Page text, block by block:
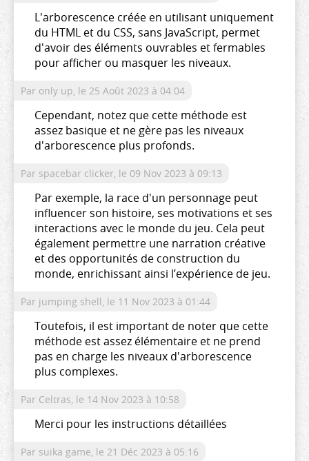
L'arborescence créée en utilisant uniquement
du HTML et du CSS, sans JavaScript, permet
d'avoir des éléments ouvrables et fermables
pour afficher ou masquer les niveaux.
Par only up, le 25 Août 2023 à 04:04
Cependant, notez que cette méthode est
assez basique et ne gère pas les niveaux
d'arborescence plus profonds.
Par spacebar clicker, le 09 Nov 2023 à 09:13
Par exemple, la race d'un personnage peut
influencer son histoire, ses motivations et ses
interactions avec le monde du jeu. Cela peut
également permettre une narration créative
et des opportunités de construction du
monde, enrichissant ainsi l’expérience de jeu.
Par jumping shell, le 11 Nov 2023 à 01:44
Toutefois, il est important de noter que cette
méthode est assez élémentaire et ne prend
pas en charge les niveaux d'arborescence
plus complexes.
Par Celtras, le 14 Nov 2023 à 10:58
Merci pour les instructions détaillées
Par suika game, le 21 Déc 2023 à 05:16